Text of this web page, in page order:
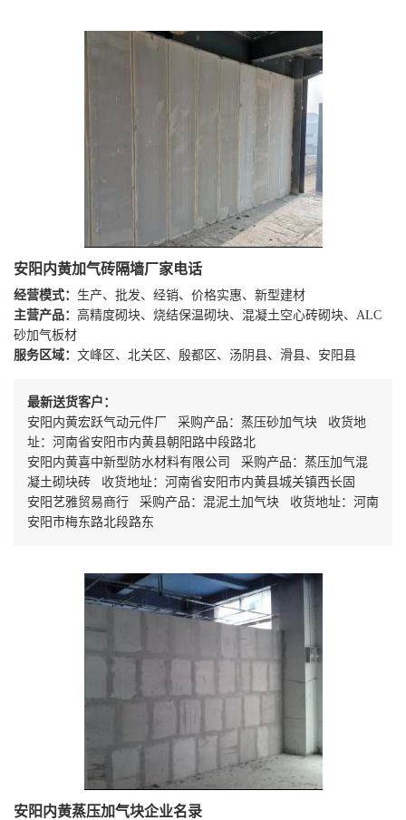
安阳内黄加气砖隔墙厂家电话
经营模式： 生产、批发、经销、价格实惠、新型建材
主营产品： 高精度砌块、烧结保温砌块、混凝土空心砖砌块、ALC
砂加气板材
服务区域： 文峰区、北关区、殷都区、汤阴县、滑县、安阳县
最新送货客户：
安阳内黄宏跃气动元件厂 采购产品：蒸压砂加气块 收货地
址：河南省安阳市内黄县朝阳路中段路北
安阳内黄喜中新型防水材料有限公司 采购产品：蒸压加气混
凝土砌块砖 收货地址：河南省安阳市内黄县城关镇西长固
安阳艺雅贸易商行 采购产品：混泥土加气块 收货地址：河南
安阳市梅东路北段路东
安阳内黄蒸压加气块企业名录